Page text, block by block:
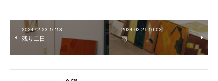
2024.02.23 10:18
残り二日
2024.02.21 10:02
雨